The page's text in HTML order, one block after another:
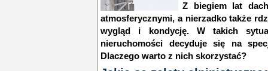
Z biegiem lat
atmosferycznymi, a nierzadko także
wygląd i kondycję. W takich
nieruchomości decyduje się na
Dlaczego warto z nich skorzystać?